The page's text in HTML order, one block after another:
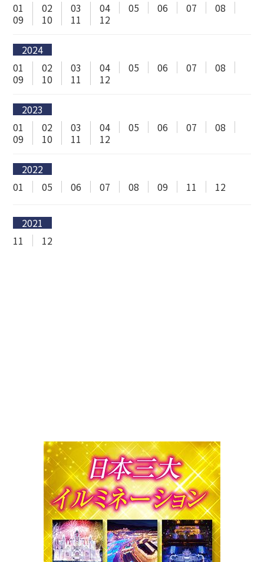
01
02 03 04 05 06 07
08
09
10 11 12
2024
01
02 03 04 05 06 07
08
09
10 11 12
2023
01
02 03 04 05 06 07
08
09
10 11 12
2022
01
05 06 07 08 09 11 12
2021
11
12